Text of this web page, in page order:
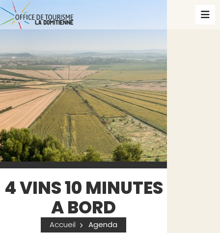
4 VINS 10 MINUTES
A BORD
Accueil Agenda